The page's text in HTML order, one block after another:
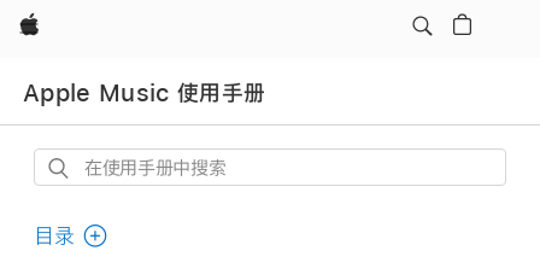
Apple
Apple Music 使用手册
在
用
目录